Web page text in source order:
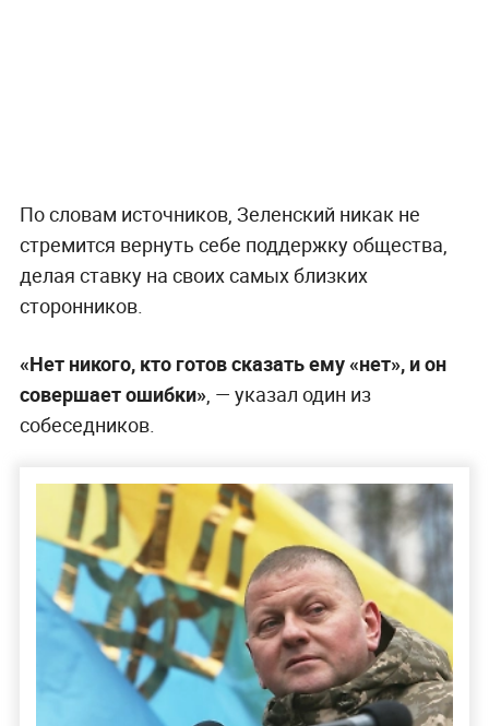
По словам источников, Зеленский никак не
стремится вернуть себе поддержку общества,
делая ставку на своих самых близких
сторонников.
«Нет никого, кто готов сказать ему «нет», и он
совершает ошибки», — указал один из
собеседников.